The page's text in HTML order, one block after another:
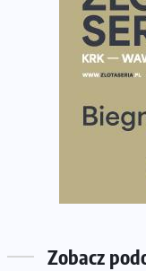
półmaratonem
Już w tę sobotę
Wystartuje
poradnik przed
Ile razy w tygodniu
często biegać,
Już w ten
wiedzieć
Zobacz